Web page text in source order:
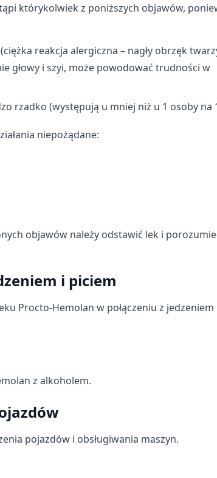
którykolwiek z poniższych objawów,
reakcja alergiczna – nagły obrzęk
głowy i szyi, może powodować trudności w
rzadko (występują u mniej niż u 1 osoby na
niepożądane:
objawów należy odstawić lek i
i piciem
Procto-Hemolan w połączeniu z jedzeniem
z alkoholem.
pojazdów i obsługiwania maszyn.